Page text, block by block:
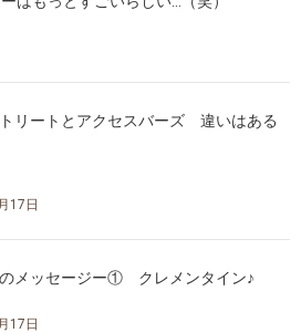
リートとアクセスバーズ 違いはある
17日
メッセージー① クレメンタイン♪
17日